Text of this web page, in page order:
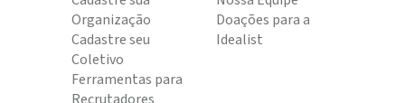
Organização
Cadastre seu
Coletivo
Ferramentas para
Doações para a
Idealist